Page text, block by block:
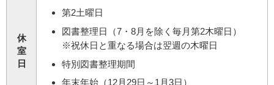
休
室
日
第2土曜日
図書整理日（7・8月を除く毎月第2木曜日）
※祝休日と重なる場合は翌週の木曜日
特別図書整理期間
年末年始（12月29日～1月3日）